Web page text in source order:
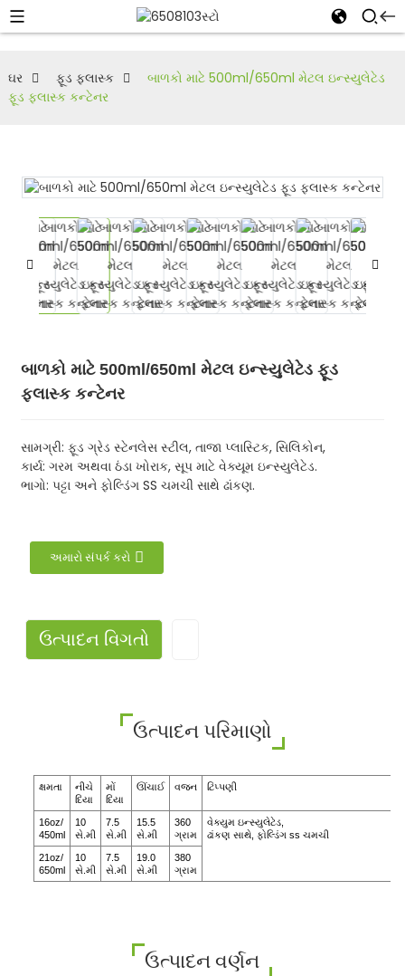
ઘર ફૂડ ફ્લાસ્ક
બાળકો માટે 500ml/650ml મેટલ ઇન્સ્યુલેટેડ
ફૂડ ફ્લાસ્ક કન્ટેનર
બાળકો માટે 500ml/650ml મેટલ ઇન્સ્યુલેટેડ ફૂડ
ફ્લાસ્ક કન્ટેનર
સામગ્રી: ફૂડ ગ્રેડ સ્ટેનલેસ સ્ટીલ, તાજા પ્લાસ્ટિક, સિલિકોન,
કાર્ય: ગરમ અથવા ઠંડા ખોરાક, સૂપ માટે વેક્યૂમ ઇન્સ્યુલેટેડ.
ભાગો: પટ્ટા અને ફોલ્ડિંગ SS ચમચી સાથે ઢાંકણ.
અમારો સંપર્ક કરો
ઉત્પાદન વિગતો
ઉત્પાદન પરિમાણો
ક્ષમતા
નીચે
દિયા
મોં
દિયા
ઊંચાઈ વજન ટિપ્પણી
16oz/
450ml
10
સે.મી
7.5
સે.મી
15.5
સે.મી
360
ગ્રામ
વેક્યુમ ઇન્સ્યુલેટેડ,
ઢાંકણ સાથે, ફોલ્ડિંગ ss ચમચી
21oz/
650ml
10
સે.મી
7.5
સે.મી
19.0
સે.મી
380
ગ્રામ
ઉત્પાદન વર્ણન